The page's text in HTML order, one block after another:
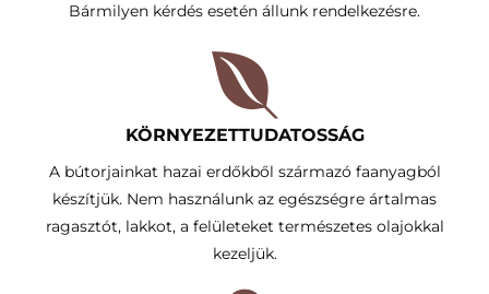
Bármilyen kérdés esetén állunk rendelkezésre.
KÖRNYEZETTUDATOSSÁG​
A bútorjainkat hazai erdőkből származó faanyagból
készítjük. Nem használunk az egészségre ártalmas
ragasztót, lakkot, a felületeket természetes olajokkal
kezeljük.